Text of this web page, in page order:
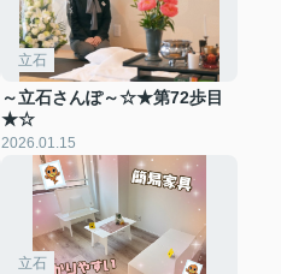
立石
～立石さんぽ～☆★第72歩目
★☆
2026.01.15
立石